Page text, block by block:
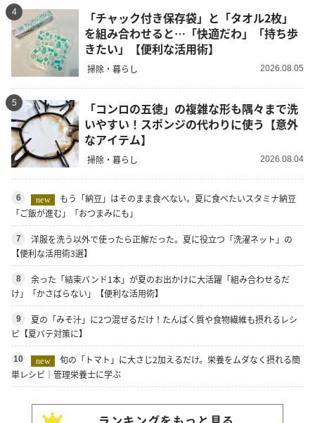
4
「チャック付き保存袋」と「タオル2枚」
を組み合わせると…「快適だわ」「持ち歩
きたい」【便利な活用術】
掃除・暮らし 2026.08.05
5
「コンロの五徳」の複雑な形も隅々まで洗
いやすい！スポンジの代わりに使う【意外
なアイテム】
掃除・暮らし 2026.08.04
6 new
もう「納豆」はそのまま食べない。夏に食べたいスタミナ納豆
「ご飯が進む」「おつまみにも」
7
洋服を洗う以外で使ったら正解だった。夏に役立つ「洗濯ネット」の
【便利な活用術3選】
8
余った「結束バンド1本」が夏のお出かけに大活躍「組み合わせるだ
け」「かさばらない」【便利な活用術】
9
夏の「みそ汁」に2つ混ぜるだけ！たんぱく質や食物繊維も摂れるレシ
ピ【夏バテ対策に】
10 new
旬の「トマト」に大さじ2加えるだけ。栄養をムダなく摂れる簡
単レシピ｜管理栄養士に学ぶ